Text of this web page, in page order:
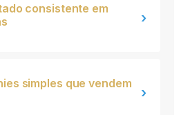
consistente em
›
simples que vendem
›